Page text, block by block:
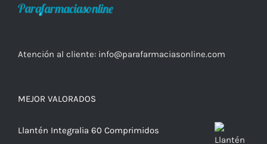
Atención al cliente: info@parafarmaciasonline.com
MEJOR VALORADOS
Llantén Integralia 60 Comprimidos